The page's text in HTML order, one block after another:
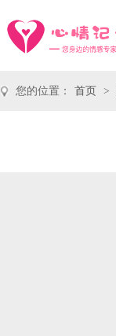
您的位置： 首页 >